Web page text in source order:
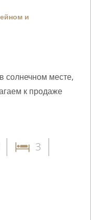
и
солнечном месте,
к продаже
3